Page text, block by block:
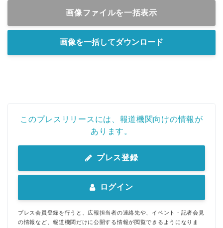
画像ファイルを一括表示
画像を一括してダウンロード
このプレスリリースには、報道機関向けの情報が
あります。
プレス登録
ログイン
プレス会員登録を行うと、広報担当者の連絡先や、イベント・記者会見
の情報など、報道機関だけに公開する情報が閲覧できるようになりま